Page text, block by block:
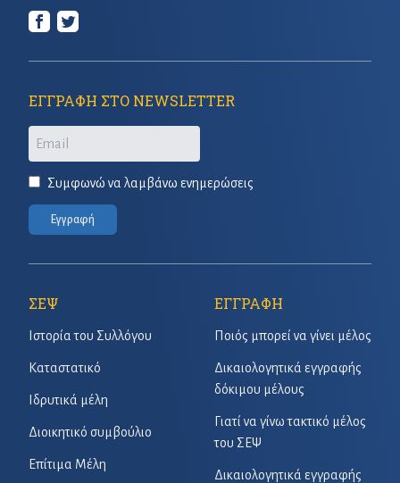
ΕΓΓΡΑΦΗ ΣΤΟ NEWSLETTER
Email
Συμφωνώ να λαμβάνω ενημερώσεις
Εγγραφή
ΣΕΨ
Ιστορία του Συλλόγου
Καταστατικό
Ιδρυτικά μέλη
Διοικητικό συμβούλιο
Επίτιμα Μέλη
ΕΓΓΡΑΦΗ
Ποιός μπορεί να γίνει μέλος
Δικαιολογητικά εγγραφής
δόκιμου μέλους
Γιατί να γίνω τακτικό μέλος
του ΣΕΨ
Δικαιολογητικά εγγραφής